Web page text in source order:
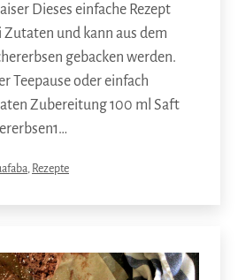
Dieses einfache Rezept
Zutaten und kann aus dem
gebacken werden.
Teepause oder einfach
Zubereitung 100 ml Saft
, Rezepte